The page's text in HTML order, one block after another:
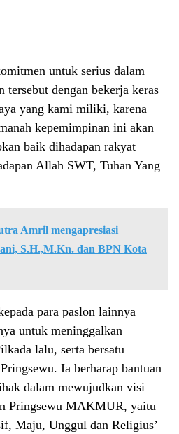
untuk serius dalam
tersebut dengan bekerja keras
yang kami miliki, karena
kepemimpinan ini akan
baik dihadapan rakyat
Allah SWT, Tuhan Yang
Amril mengapresiasi
S.H.,M.Kn. dan BPN Kota
para paslon lainnya
untuk meninggalkan
lalu, serta bersatu
Ia berharap bantuan
dalam mewujudkan visi
Pringsewu MAKMUR, yaitu
Maju, Unggul dan Religius’